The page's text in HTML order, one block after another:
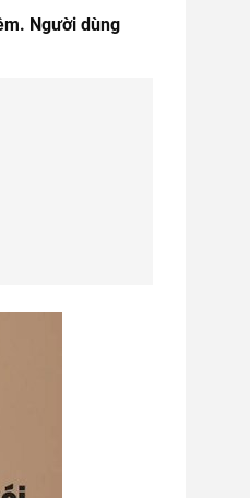
Người dùng